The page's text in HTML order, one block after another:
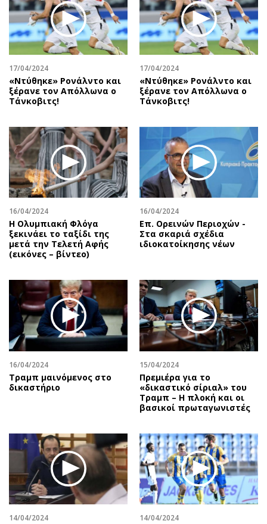
Περιβάλλον
Ελλάδα
Κόσμος
Παράξενα
Πολιτισμός
Σινεμά
Θέατρο-Χορός
Μουσική
Εικαστικά
Βιβλίο
Χειρόγραφα
Ταξίδια
Συνταγές
Έξοδος
Media
Εκπομπές
Wine routes
Podcasts
Uncut
Προσφορές
Προσωπικότητες στην ''Κ''
Επιστολές
17/04/2024
«Ντύθηκε» Ρονάλντο και
ξέρανε τον Απόλλωνα ο
Τάνκοβιτς!
17/04/2024
«Ντύθηκε» Ρονάλντο και
ξέρανε τον Απόλλωνα ο
Τάνκοβιτς!
16/04/2024
Η Ολυμπιακή Φλόγα
ξεκινάει το ταξίδι της
μετά την Τελετή Αφής
(εικόνες – βίντεο)
16/04/2024
Επ. Ορεινών Περιοχών -
Στα σκαριά σχέδια
ιδιοκατοίκησης νέων
16/04/2024
Τραμπ μαινόμενος στο
δικαστήριο
15/04/2024
Πρεμιέρα για το
«δικαστικό σίριαλ» του
Τραμπ – Η πλοκή και οι
βασικοί πρωταγωνιστές
14/04/2024 14/04/2024